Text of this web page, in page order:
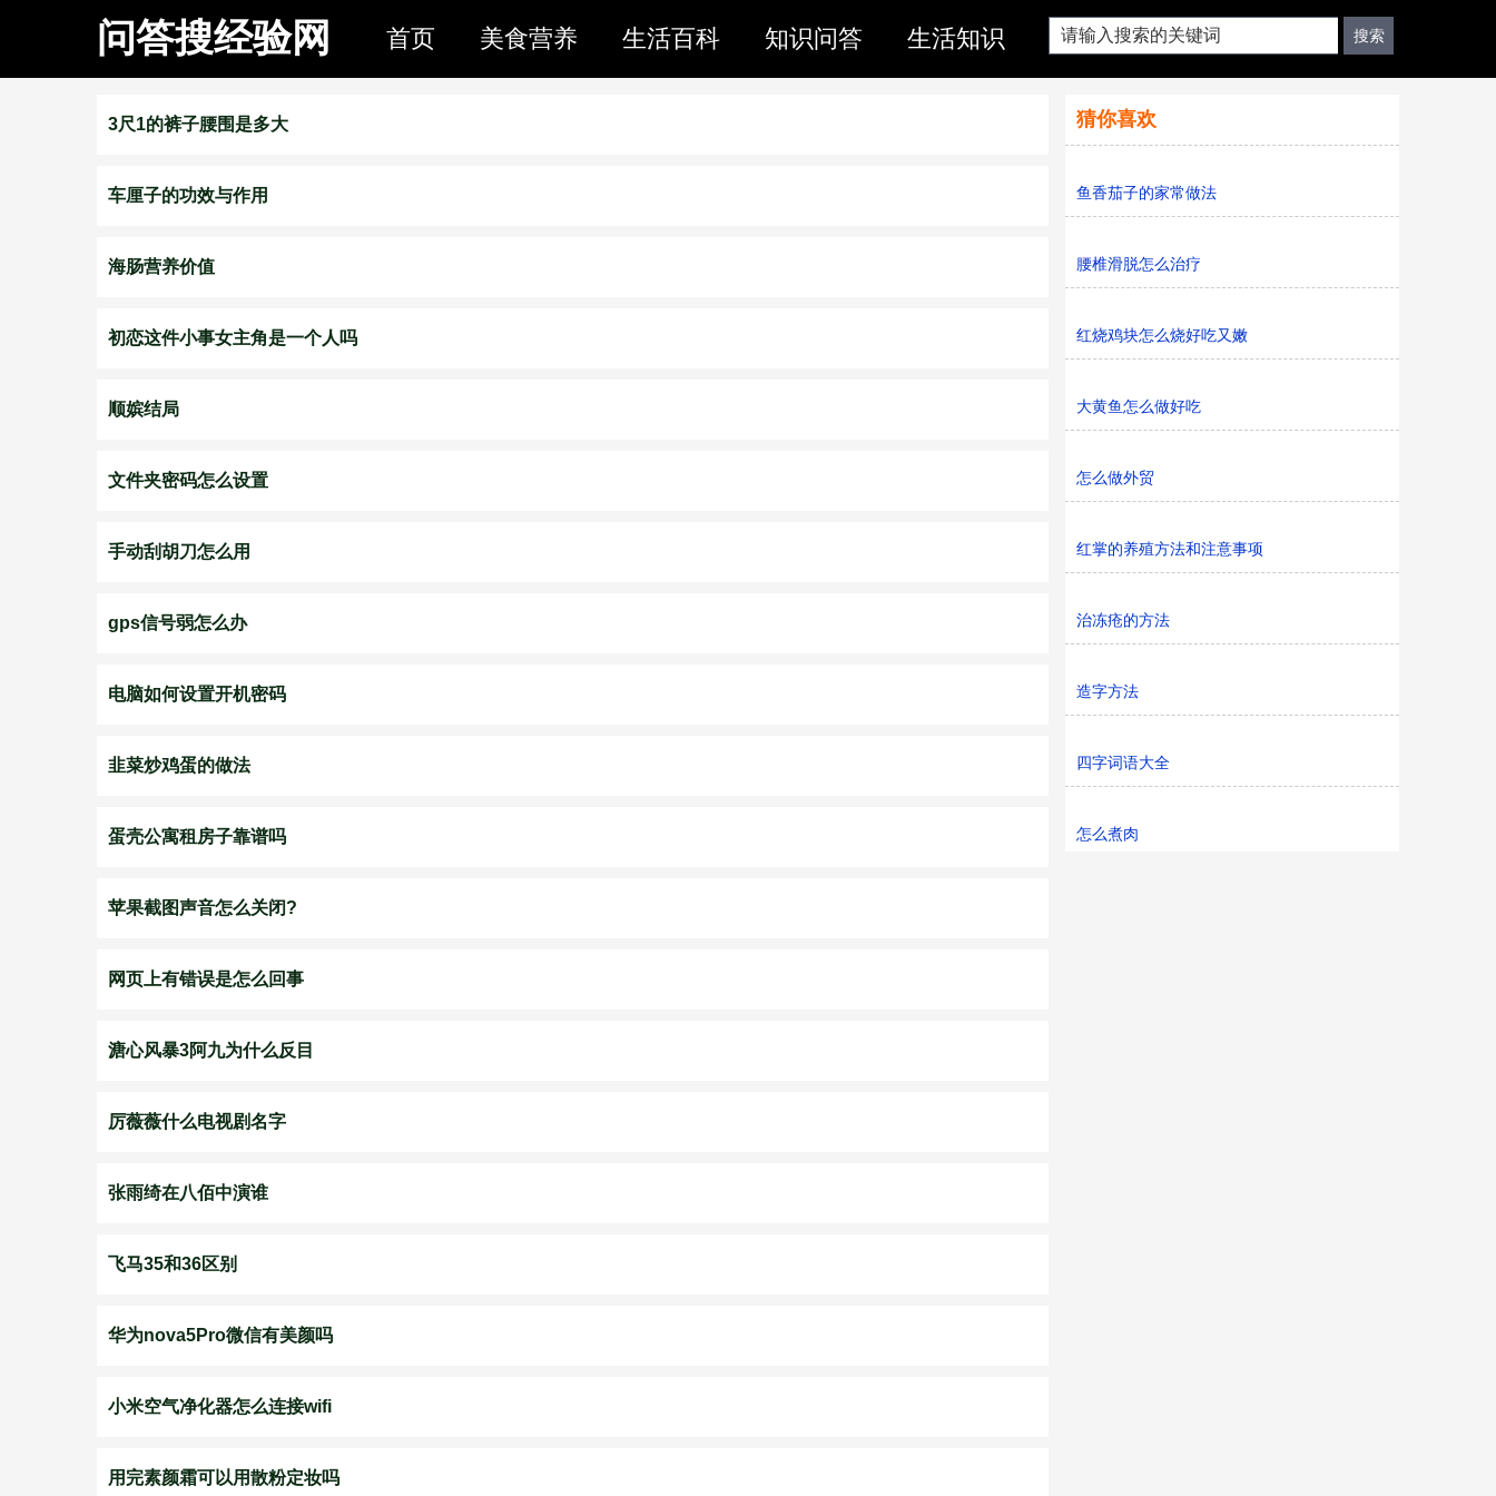
问答搜经验网 首页 美食营养 生活百科 知识问答 生活知识
3尺1的裤子腰围是多大
车厘子的功效与作用
海肠营养价值
初恋这件小事女主角是一个人吗
顺嫔结局
文件夹密码怎么设置
手动刮胡刀怎么用
gps信号弱怎么办
电脑如何设置开机密码
韭菜炒鸡蛋的做法
蛋壳公寓租房子靠谱吗
苹果截图声音怎么关闭?
网页上有错误是怎么回事
溏心风暴3阿九为什么反目
厉薇薇什么电视剧名字
张雨绮在八佰中演谁
飞马35和36区别
华为nova5Pro微信有美颜吗
小米空气净化器怎么连接wifi
用完素颜霜可以用散粉定妆吗
猜你喜欢
鱼香茄子的家常做法
腰椎滑脱怎么治疗
红烧鸡块怎么烧好吃又嫩
大黄鱼怎么做好吃
怎么做外贸
红掌的养殖方法和注意事项
治冻疮的方法
造字方法
四字词语大全
怎么煮肉